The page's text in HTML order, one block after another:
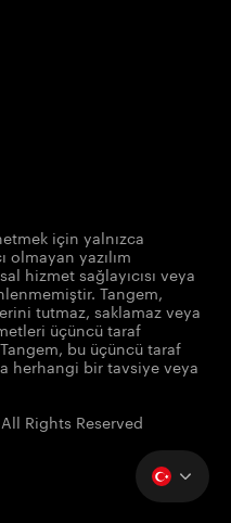
için yalnızca
olmayan yazılım
hizmet sağlayıcısı veya
Tangem,
tutmaz, saklamaz veya
üçüncü taraf
bu üçüncü taraf
herhangi bir tavsiye veya